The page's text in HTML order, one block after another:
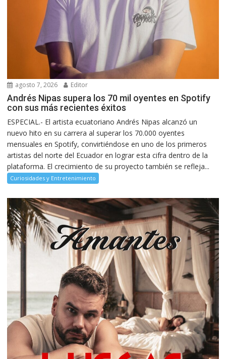
agosto 7, 2026 Editor
Andrés Nipas supera los 70 mil oyentes en Spotify
con sus más recientes éxitos
ESPECIAL.- El artista ecuatoriano Andrés Nipas alcanzó un
nuevo hito en su carrera al superar los 70.000 oyentes
mensuales en Spotify, convirtiéndose en uno de los primeros
artistas del norte del Ecuador en lograr esta cifra dentro de la
plataforma. El crecimiento de su proyecto también se refleja...
Curiosidades y Entretenimiento